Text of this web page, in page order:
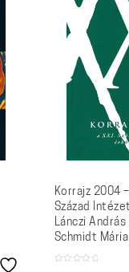
Korrajz 2004
Század
Lánczi
Schmidt